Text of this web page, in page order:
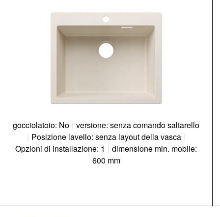
gocciolatoio: No | versione: senza comando saltarello
| Posizione lavello: senza layout della vasca |
Opzioni di installazione: 1 | dimensione min. mobile:
600 mm